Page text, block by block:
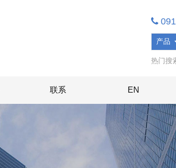
热门搜
联系 EN